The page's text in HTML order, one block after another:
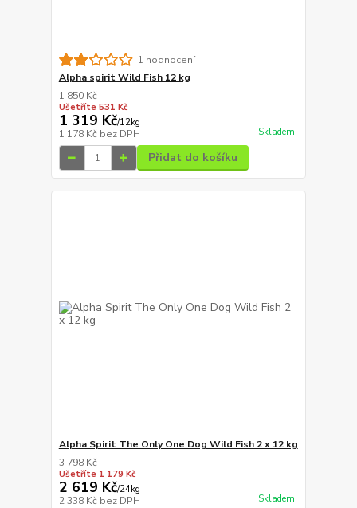
1 hodnocení
Alpha spirit Wild Fish 12 kg
1 850 Kč
Ušetříte 531 Kč
1 319 Kč/12kg
1 178 Kč bez DPH Skladem
Přidat do košíku
Alpha Spirit The Only One Dog Wild Fish 2 x 12 kg
3 798 Kč
Ušetříte 1 179 Kč
2 619 Kč/24kg
2 338 Kč bez DPH Skladem